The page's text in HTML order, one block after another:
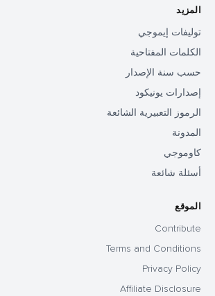
المزيد
توليفات إيموجي
الكلمات المفتاحية
حسب سنة الإصدار
إصدارات يونيكود
الرموز التعبيرية الشائعة
المدونة
كاوموجي
أسئلة شائعة
الموقع
Contribute
Terms and Conditions
Privacy Policy
Affiliate Disclosure